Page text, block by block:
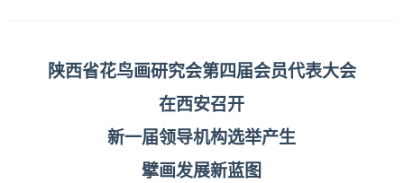
陕西省花鸟画研究会第四届会员代表大会
在西安召开
新一届领导机构选举产生
擘画发展新蓝图